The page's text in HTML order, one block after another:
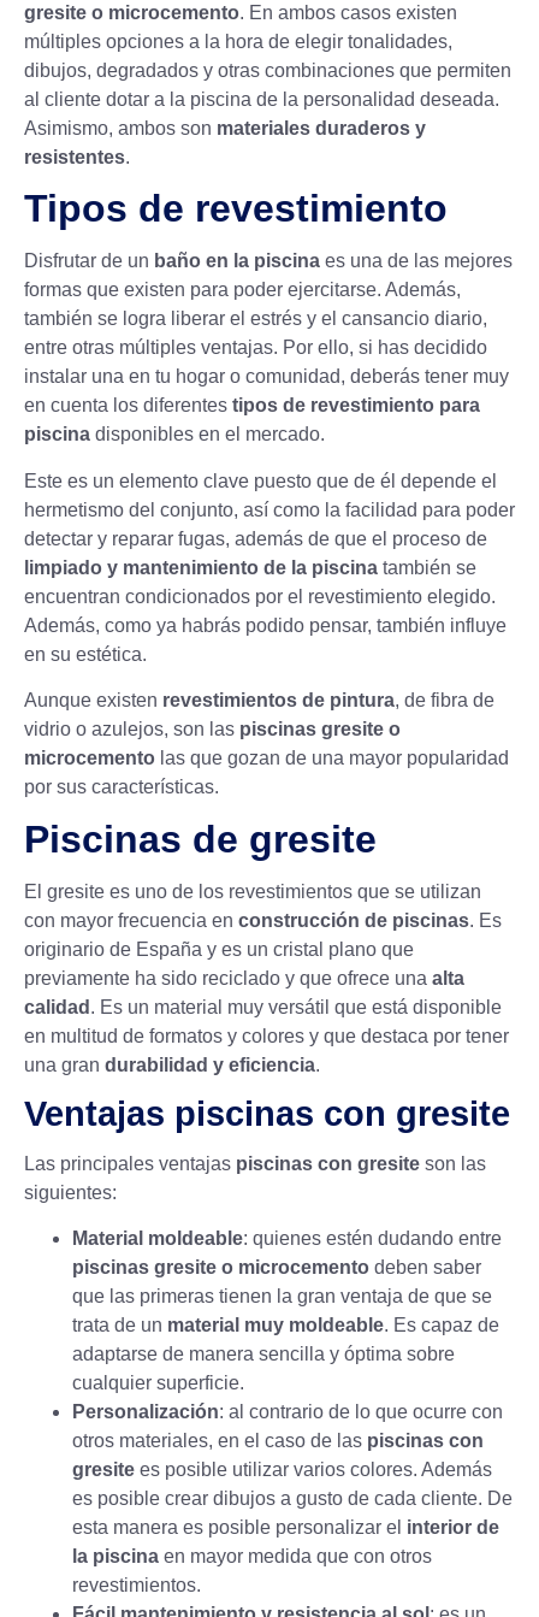
gresite o microcemento. En ambos casos existen
múltiples opciones a la hora de elegir tonalidades,
dibujos, degradados y otras combinaciones que permiten
al cliente dotar a la piscina de la personalidad deseada.
Asimismo, ambos son materiales duraderos y
resistentes.
Tipos de revestimiento
Disfrutar de un baño en la piscina es una de las mejores
formas que existen para poder ejercitarse. Además,
también se logra liberar el estrés y el cansancio diario,
entre otras múltiples ventajas. Por ello, si has decidido
instalar una en tu hogar o comunidad, deberás tener muy
en cuenta los diferentes tipos de revestimiento para
piscina disponibles en el mercado.
Este es un elemento clave puesto que de él depende el
hermetismo del conjunto, así como la facilidad para poder
detectar y reparar fugas, además de que el proceso de
limpiado y mantenimiento de la piscina también se
encuentran condicionados por el revestimiento elegido.
Además, como ya habrás podido pensar, también influye
en su estética.
Aunque existen revestimientos de pintura, de fibra de
vidrio o azulejos, son las piscinas gresite o
microcemento las que gozan de una mayor popularidad
por sus características.
Piscinas de gresite
El gresite es uno de los revestimientos que se utilizan
con mayor frecuencia en construcción de piscinas. Es
originario de España y es un cristal plano que
previamente ha sido reciclado y que ofrece una alta
calidad . Es un material muy versátil que está disponible
en multitud de formatos y colores y que destaca por tener
una gran durabilidad y eficiencia.
Ventajas piscinas con gresite
Las principales ventajas piscinas con gresite son las
siguientes:
Material moldeable: quienes estén dudando entre
piscinas gresite o microcemento deben saber
que las primeras tienen la gran ventaja de que se
trata de un material muy moldeable. Es capaz de
adaptarse de manera sencilla y óptima sobre
cualquier superficie.
Personalización: al contrario de lo que ocurre con
otros materiales, en el caso de las piscinas con
gresite es posible utilizar varios colores. Además
es posible crear dibujos a gusto de cada cliente. De
esta manera es posible personalizar el interior de
la piscina en mayor medida que con otros
revestimientos.